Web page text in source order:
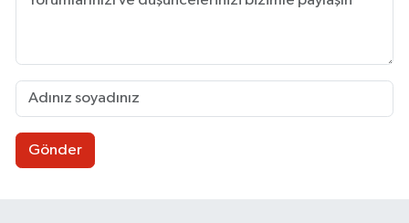
Gönder